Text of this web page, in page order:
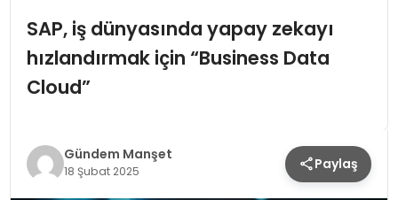
SPOR
YAŞAM
SAP, iş dünyasında yapay zekayı
hızlandırmak için “Business Data
Cloud”
Gündem Manşet
18 Şubat 2025 Paylaş